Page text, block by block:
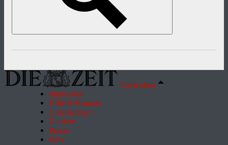
Nach oben
Impressum
Hilfe & Kontakt
Unternehmen
Karriere
Presse
Jobs